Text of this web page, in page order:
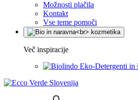
Možnosti plačila
Kontakt
Vse teme pomoči
Več inspiracije
Eko-Detergenti in